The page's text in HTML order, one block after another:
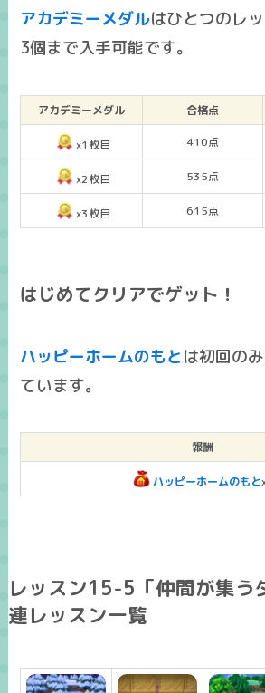
アカデミーメダルはひとつのレ
3個まで入手可能です。
アカデミーメダル 合格点
x1枚目 410点
x2枚目 535点
x3枚目 615点
はじめてクリアでゲット！
ハッピーホームのもと は初回の
ています。
報酬
ハッピーホームのもと
レッスン15-5「仲間が集う
連レッスン一覧